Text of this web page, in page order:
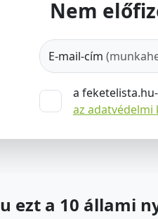
Nem
E-mail-cím
a
az adatvédelmi
ezt a 10 állami